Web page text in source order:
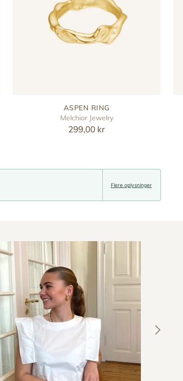
ASPEN RING
Melchior Jewelry
299,00 kr
Flere oplysninger